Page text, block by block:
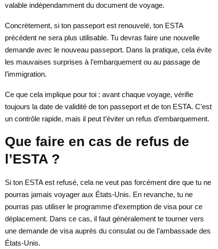
valable indépendamment du document de voyage.
Concrètement, si ton passeport est renouvelé, ton ESTA
précédent ne sera plus utilisable. Tu devras faire une nouvelle
demande avec le nouveau passeport. Dans la pratique, cela évite
les mauvaises surprises à l’embarquement ou au passage de
l’immigration.
Ce que cela implique pour toi : avant chaque voyage, vérifie
toujours la date de validité de ton passeport et de ton ESTA. C’est
un contrôle rapide, mais il peut t’éviter un refus d’embarquement.
Que faire en cas de refus de
l’ESTA ?
Si ton ESTA est refusé, cela ne veut pas forcément dire que tu ne
pourras jamais voyager aux États-Unis. En revanche, tu ne
pourras pas utiliser le programme d’exemption de visa pour ce
déplacement. Dans ce cas, il faut généralement te tourner vers
une demande de visa auprès du consulat ou de l’ambassade des
États-Unis.